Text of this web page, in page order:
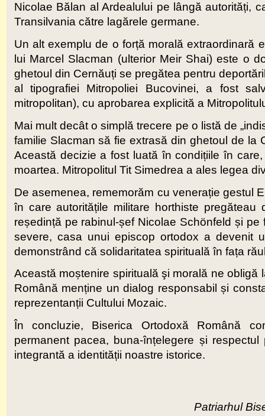
Nicolae Bălan al Ardealului pe lângă autorități,
Transilvania către lagărele germane.
Un alt exemplu de o forță morală extraordinară
lui Marcel Slacman (ulterior Meir Shai) este o
ghetoul din Cernăuți se pregătea pentru
al tipografiei Mitropoliei Bucovinei, a fost
mitropolitan), cu aprobarea explicită a
Mai mult decât o simplă trecere pe o listă de
familie Slacman să fie extrasă din ghetoul de la
Această decizie a fost luată în condițiile în
moartea. Mitropolitul Tit Simedrea a ales legea
De asemenea, rememorăm cu venerație gestul
în care autoritățile militare horthiste
reședință pe rabinul-șef Nicolae Schönfeld și
severe, casa unui episcop ortodox a devenit
demonstrând că solidaritatea spirituală în fața
Această moștenire spirituală şi morală ne
Română menține un dialog responsabil și
reprezentanții Cultului Mozaic.
În concluzie, Biserica Ortodoxă Română
permanent pacea, buna-înțelegere și
integrantă a identității noastre istorice.
Patriarhul